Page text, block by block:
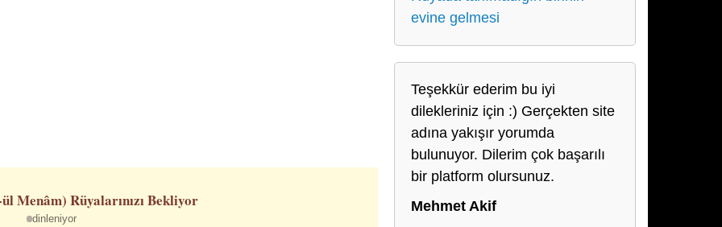
Menâm)Rüyalarınızı Bekliyor
dinleniyor
evine gelmesi
Teşekkür ederim bu iyi
dilekleriniz için :) Gerçekten site
adına yakışır yorumda
bulunuyor. Dilerim çok başarılı
bir platform olursunuz.
Mehmet Akif